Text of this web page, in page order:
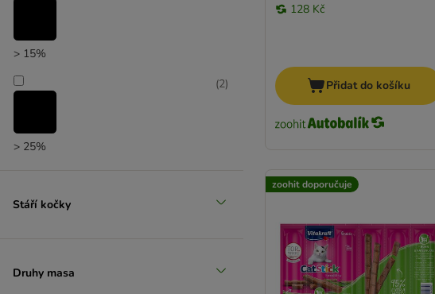
> 15%
> 25%
(2)
(2)
Stáří kočky
Druhy masa
128 Kč
Přidat do košíku
zoohit doporučuje